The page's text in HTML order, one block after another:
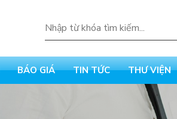
BÁO GIÁ TIN TỨC THƯ VIỆN